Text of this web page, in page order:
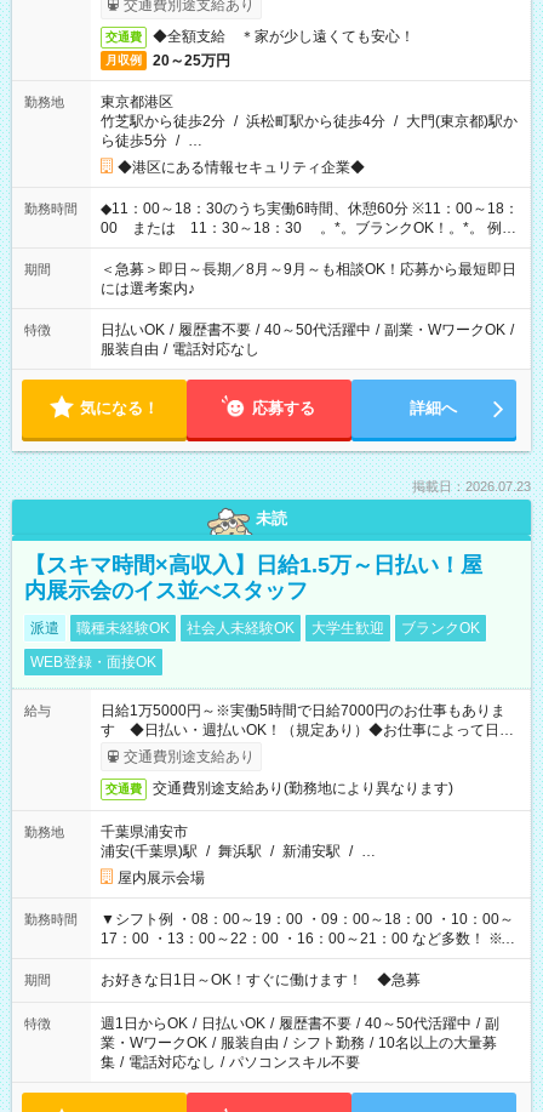
交通費別途支給あり
交通費 ◆全額支給 ＊家が少し遠くても安心！
月収例 20～25万円
勤務地
東京都港区
竹芝駅から徒歩2分 / 浜松町駅から徒歩4分 / 大門(東京都)駅か
ら徒歩5分 / …
◆港区にある情報セキュリティ企業◆
勤務時間
◆11：00～18：30のうち実働6時間、休憩60分 ※11：00～18：
00 または 11：30～18：30 。*。ブランクOK！。*。 例え
ば前職が、 在宅/財団法人/事務/コールセンター/受付/販売/カフェ
スタッフ スイーツ販売/ホテルフロント/化粧品販売/など 様々な
業界から入社して活躍されています♪
期間
＜急募＞即日～長期／8月～9月～も相談OK！応募から最短即日
には選考案内♪
特徴 日払いOK / 履歴書不要 / 40～50代活躍中 / 副業・WワークOK /
服装自由 / 電話対応なし
気になる！ 応募する 詳細へ
掲載日：2026.07.23
未読
【スキマ時間×高収入】日給1.5万～日払い！屋
内展示会のイス並べスタッフ
派遣 職種未経験OK 社会人未経験OK 大学生歓迎
ブランクOK
WEB登録・面接OK
給与
日給1万5000円～※実働5時間で日給7000円のお仕事もありま
す ◆日払い・週払いOK！（規定あり）◆お仕事によって日給
も異なります
交通費別途支給あり
交通費 交通費別途支給あり(勤務地により異なります)
勤務地
千葉県浦安市
浦安(千葉県)駅 / 舞浜駅 / 新浦安駅 / …
屋内展示会場
勤務時間
▼シフト例 ・08：00～19：00 ・09：00～18：00 ・10：00～
17：00 ・13：00～22：00 ・16：00～21：00 など多数！ ※お
仕事により勤務時間が異なります
期間 お好きな日1日～OK！すぐに働けます！ ◆急募
特徴 週1日からOK / 日払いOK / 履歴書不要 / 40～50代活躍中 / 副
業・WワークOK / 服装自由 / シフト勤務 / 10名以上の大量募
集 / 電話対応なし / パソコンスキル不要